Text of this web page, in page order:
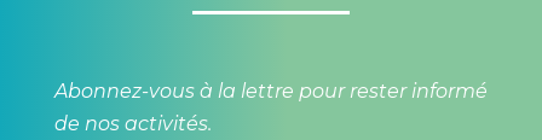
Abonnez-vous à la lettre pour rester informé
de nos activités.